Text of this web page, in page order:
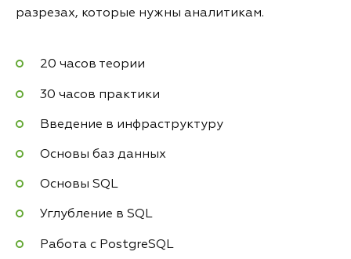
разрезах, которые нужны аналитикам.
20 часов теории
30 часов практики
Введение в инфраструктуру
Основы баз данных
Основы SQL
Углубление в SQL
Работа с PostgreSQL